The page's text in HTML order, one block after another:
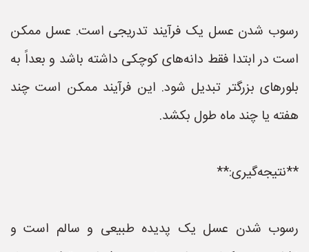
رسوب شدن عسل یک فرآیند تدریجی است. عسل ممکن
است در ابتدا فقط دانه‌های کوچکی داشته باشد و بعداً به
بلورهای بزرگتر تبدیل شود. این فرآیند ممکن است چند
هفته یا چند ماه طول بکشد.
**نتیجه‌گیری:**
رسوب شدن عسل یک پدیده طبیعی و سالم است و